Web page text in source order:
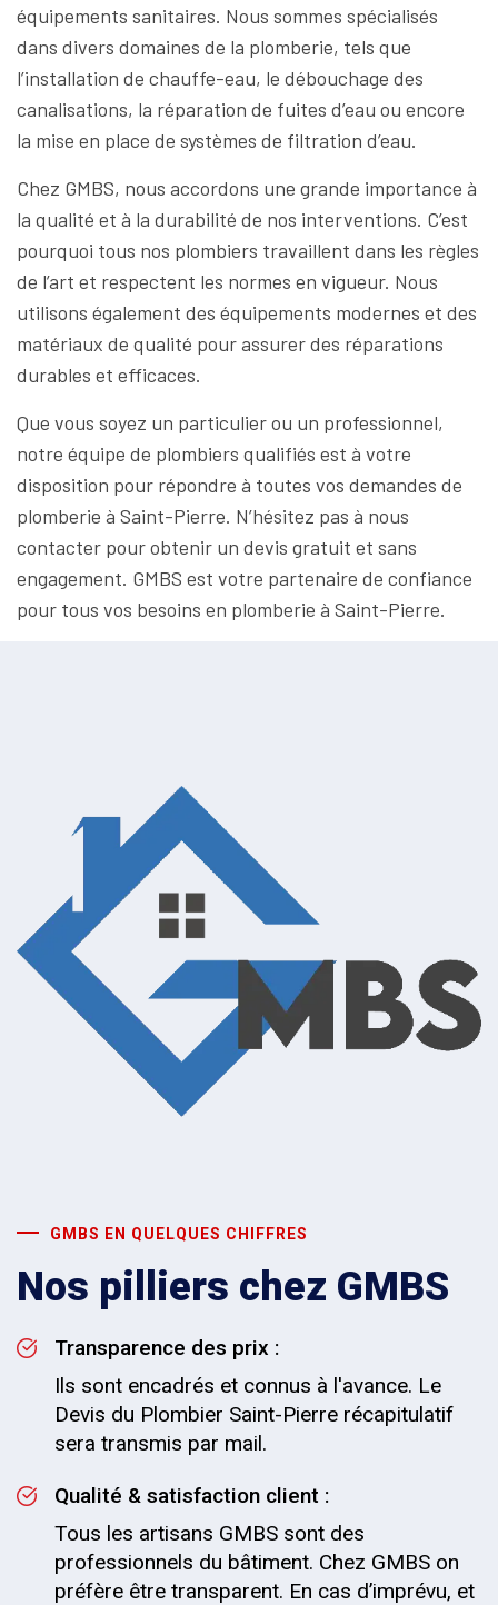
équipements sanitaires. Nous sommes spécialisés
dans divers domaines de la plomberie, tels que
l’installation de chauffe-eau, le débouchage des
canalisations, la réparation de fuites d’eau ou encore
la mise en place de systèmes de filtration d’eau.
Chez GMBS, nous accordons une grande importance à
la qualité et à la durabilité de nos interventions. C’est
pourquoi tous nos plombiers travaillent dans les règles
de l’art et respectent les normes en vigueur. Nous
utilisons également des équipements modernes et des
matériaux de qualité pour assurer des réparations
durables et efficaces.
Que vous soyez un particulier ou un professionnel,
notre équipe de plombiers qualifiés est à votre
disposition pour répondre à toutes vos demandes de
plomberie à Saint-Pierre. N’hésitez pas à nous
contacter pour obtenir un devis gratuit et sans
engagement. GMBS est votre partenaire de confiance
pour tous vos besoins en plomberie à Saint-Pierre.
GMBS EN QUELQUES CHIFFRES
Nos pilliers chez GMBS
Transparence des prix :
Ils sont encadrés et connus à l'avance. Le
Devis du Plombier Saint-Pierre récapitulatif
sera transmis par mail.
Qualité & satisfaction client :
Tous les artisans GMBS sont des
professionnels du bâtiment. Chez GMBS on
préfère être transparent. En cas d’imprévu, et